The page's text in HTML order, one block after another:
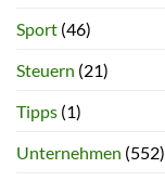
Sport (46)
Steuern (21)
Tipps (1)
Unternehmen (552)